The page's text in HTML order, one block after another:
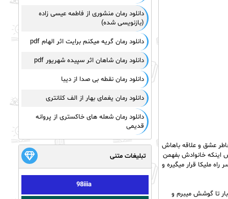
عشق و علاقه باهاش
اینکه خانوادش بفهمن
ملیکا قرار میگیره و
تا گوشش میبرم و
دانلود رمان منشوری از فاطمه عیسی زاده
(بازنویسی شده)
دانلود رمان گریه میکنم برایت اثر الهام pdf
دانلود رمان شاهان اثر سپیده شهریور pdf
دانلود رمان نقطه بی صدا از دیبا
دانلود رمان یغمای بهار از الف کلانتری
دانلود رمان شعله های خاکستری از پروانه
قدیمی
تبلیغات متنی
98iiia